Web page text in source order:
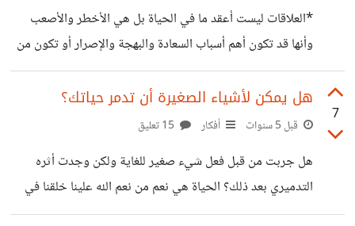
الزوجى: - تنعدم لغة الحوار بين الأزواج مما يؤدى إلى الطلاق. لا
يوجد اهتمام أو
*العلاقات ليست أعقد ما في الحياة بل هي الأخطر والأصعب
وأنها قد تكون أهم أسباب السعادة والبهجة والإصرار أو تكون من
أهم مسببات الألم.* تلك الجملة تم ذكرها فى كتاب من أهم كتب
علم النفس وهو كتاب علاقات خطرة ،للدكتور محمد طه، وهو
كتاب عن العلاقات بين البشر عن العلاقات الطيبة التي هي إكسير
توجد علاقة فى حياتك تشعر بإنها تستنزفك تأخذ منك لا
تعطيك؟ ### أو علاقة أخرى مطالب
7
هل يمكن لأشياء الصغيرة أن تدمر حياتك؟
قبل 5 سنوات أفكار
هل جربت من قبل فعل شيء صغير للغاية ولكن وجدت أثره
التدميري بعد ذلك؟ الحياة هي نعم من نعم الله علينا خلقنا في
الأرض لنُعمر لا لنفسد، ولكن قد يكون الأنسان هو أشد أدوات